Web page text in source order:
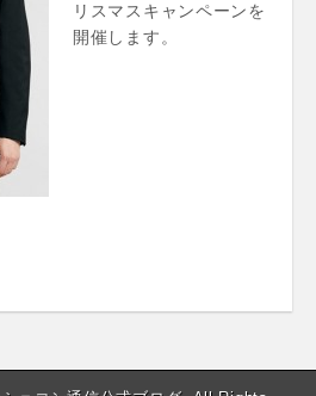
リスマスキャンペーンを
開催します。